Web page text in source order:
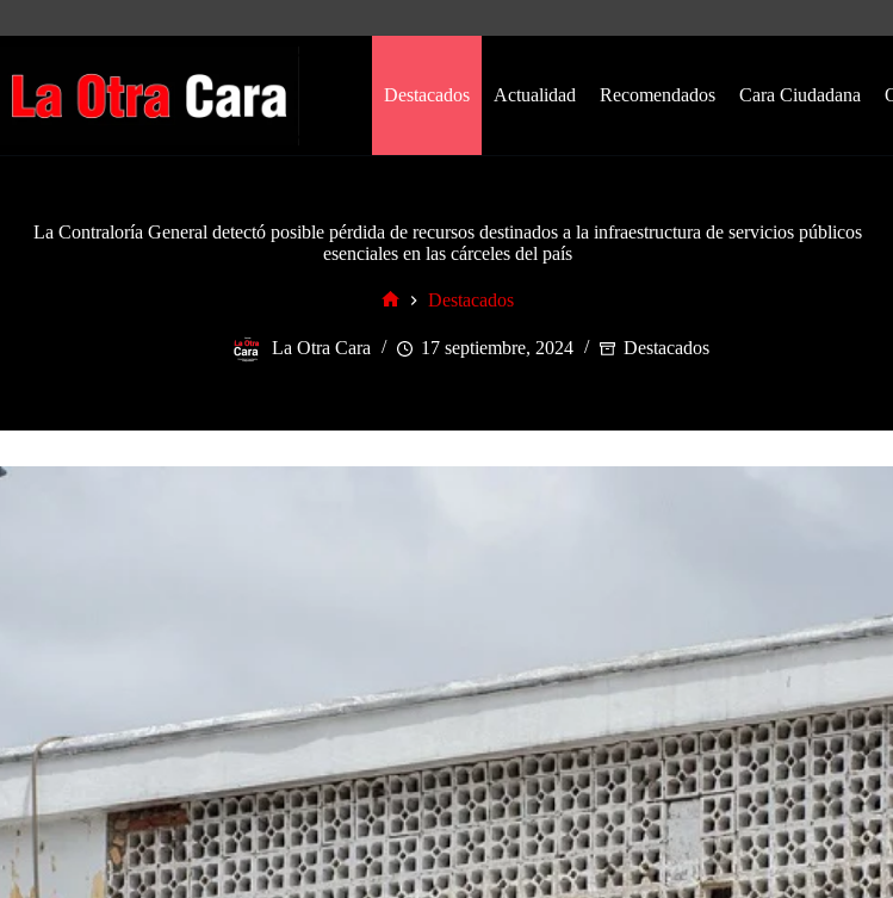
Destacados Actualidad Recomendados Cara Ciudadana
La Contraloría General detectó posible pérdida de recursos destinados a la infraestructura de servicios públicos
esenciales en las cárceles del país
Destacados
La Otra Cara 17 septiembre, 2024 Destacados